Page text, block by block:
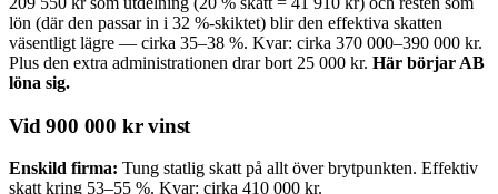
lön (där den passar in i 32 %-skiktet) blir den effektiva skatten
väsentligt lägre — cirka 35–38 %. Kvar: cirka 370 000–390 000 kr.
Plus den extra administrationen drar bort 25 000 kr. Här börjar AB
löna sig.
Vid 900 000 kr vinst
Enskild firma: Tung statlig skatt på allt över brytpunkten. Effektiv
skatt kring 53–55 %. Kvar: cirka 410 000 kr.